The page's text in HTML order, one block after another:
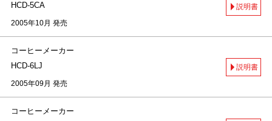
HCD-5CA
2005年10月 発売
説明書
コーヒーメーカー
HCD-6LJ
2005年09月 発売
説明書
コーヒーメーカー